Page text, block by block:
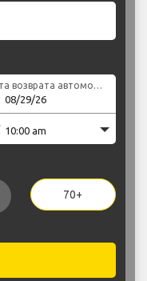
Дата возврата автомобиля
70+